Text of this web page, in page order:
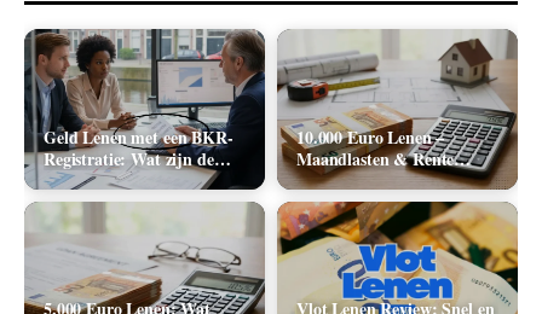
Geld Lenen met een BKR-
Registratie: Wat zijn de
Realistische Mogelijkheden
in Nederland?
10.000 Euro Lenen –
Maandlasten & Rente
Berekenen (2026)
5.000 Euro Lenen: Wat
Vlot Lenen Review: Snel en